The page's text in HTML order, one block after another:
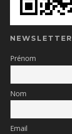
NEWSLETTER
Prénom
Nom
Email